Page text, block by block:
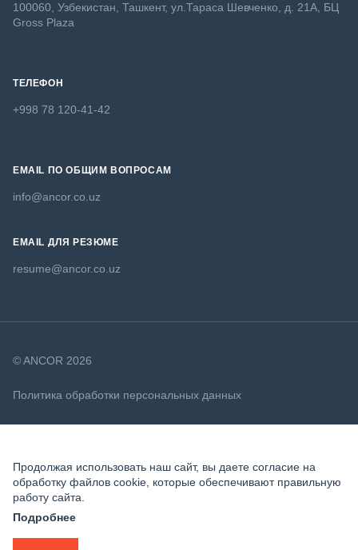
100060, Узбекистан, Ташкент, ул.Тараса Шевченко, д. 21А, БЦ
Gross Plaza
ТЕЛЕФОН
+998 78 120-41-42
EMAIL ПО ОБЩИМ ВОПРОСАМ
info@ancor.co.uz
EMAIL ДЛЯ РЕЗЮМЕ
resume@ancor.co.uz
© ANCOR 2026
Политика обработки персональных данных
Продолжая использовать наш сайт, вы даете согласие на
обработку файлов cookie, которые обеспечивают правильную
работу сайта.
Подробнее